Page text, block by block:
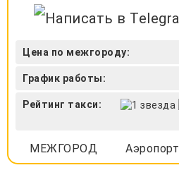
Цена по межгороду:
График работы:
Рейтинг такси:
МЕЖГОРОД Аэропорт